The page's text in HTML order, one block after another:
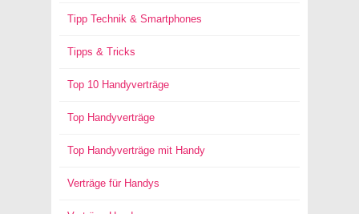
Tipp Technik & Smartphones
Tipps & Tricks
Top 10 Handyverträge
Top Handyverträge
Top Handyverträge mit Handy
Verträge für Handys